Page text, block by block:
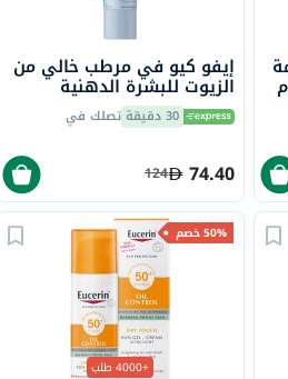
إيفو كيو في مرطب خالي من
الزيوت للبشرة الدهنية
والمختلطة 75 جرام
30 دقيقة تصلك في
74.40
124
50% خصم
+4000 طلب